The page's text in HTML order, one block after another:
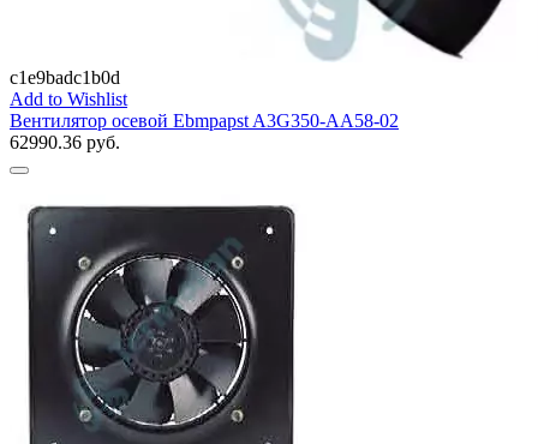
c1e9badc1b0d
Add to Wishlist
Вентилятор осевой Ebmpapst A3G350-AA58-02
62990.36 руб.